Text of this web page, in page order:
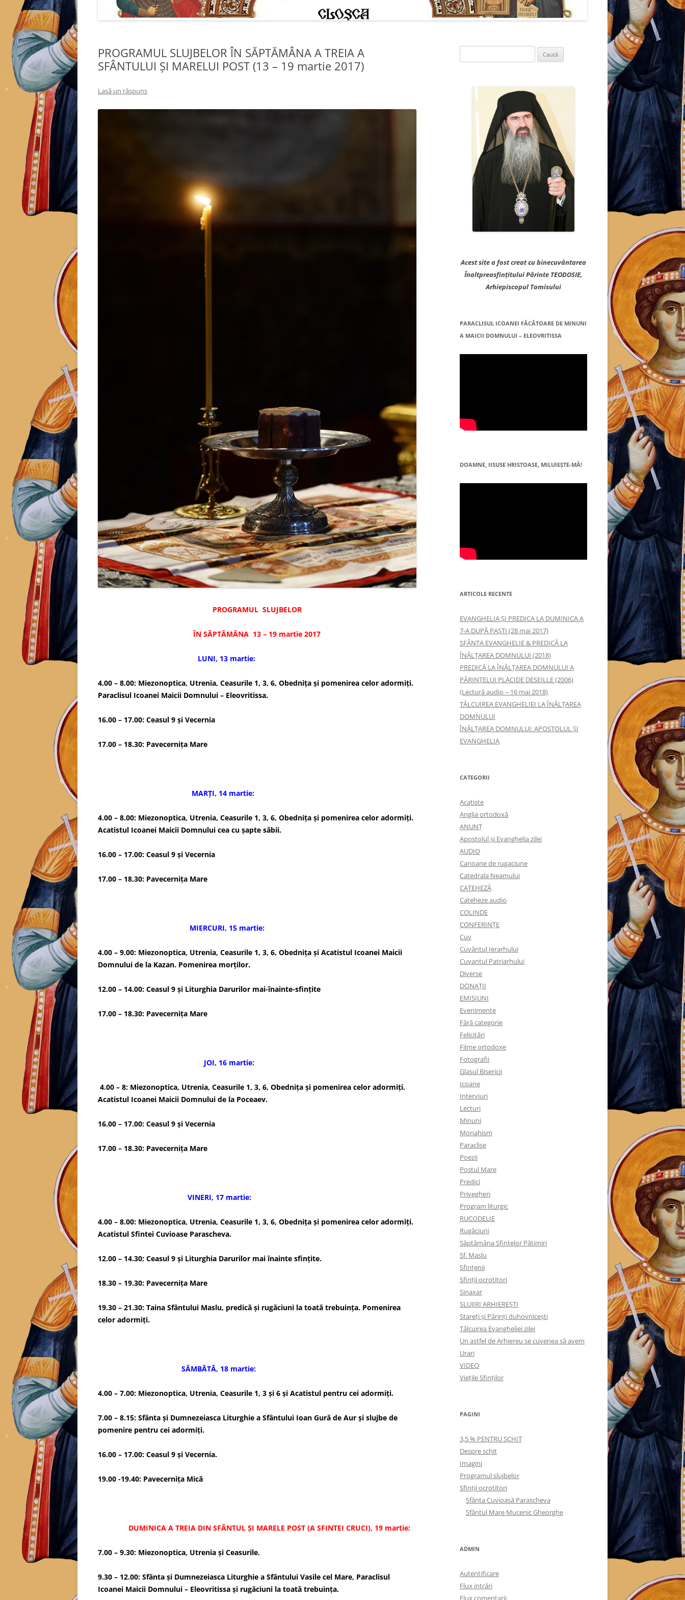
PROGRAMUL SLUJBELOR ÎN SĂPTĂMÂNA A TREIA A
SFÂNTULUI ȘI MARELUI POST (13 – 19 martie 2017)
Lasă un răspuns
PROGRAMUL SLUJBELOR
ÎN SĂPTĂMÂNA 13 – 19 martie 2017
LUNI, 13 martie:
4.00 – 8.00: Miezonoptica, Utrenia, Ceasurile 1, 3, 6, Obedniţa şi pomenirea celor adormiţi.
Paraclisul Icoanei Maicii Domnului – Eleovritissa.
16.00 – 17.00: Ceasul 9 și Vecernia
17.00 – 18.30: Pavecerniţa Mare
MARȚI, 14 martie:
4.00 – 8.00: Miezonoptica, Utrenia, Ceasurile 1, 3, 6, Obedniţa şi pomenirea celor adormiţi.
Acatistul Icoanei Maicii Domnului cea cu şapte săbii.
16.00 – 17.00: Ceasul 9 și Vecernia
17.00 – 18.30: Pavecerniţa Mare
MIERCURI, 15 martie:
4.00 – 9.00: Miezonoptica, Utrenia, Ceasurile 1, 3, 6, Obednița și Acatistul Icoanei Maicii
Domnului de la Kazan. Pomenirea morţilor.
12.00 – 14.00: Ceasul 9 și Liturghia Darurilor mai-înainte-sfințite
17.00 – 18.30: Pavecerniţa Mare
JOI, 16 martie:
4.00 – 8: Miezonoptica, Utrenia, Ceasurile 1, 3, 6, Obedniţa şi pomenirea celor adormiţi.
Acatistul Icoanei Maicii Domnului de la Poceaev.
16.00 – 17.00: Ceasul 9 și Vecernia
17.00 – 18.30: Pavecerniţa Mare
VINERI, 17 martie:
4.00 – 8.00: Miezonoptica, Utrenia, Ceasurile 1, 3, 6, Obedniţa şi pomenirea celor adormiţi.
Acatistul Sfintei Cuvioase Parascheva.
12.00 – 14.30: Ceasul 9 şi Liturghia Darurilor mai înainte sfinţite.
18.30 – 19.30: Pavecerniţa Mare
19.30 – 21.30: Taina Sfântului Maslu, predică şi rugăciuni la toată trebuinţa. Pomenirea
celor adormiţi.
SÂMBĂTĂ, 18 martie:
4.00 – 7.00: Miezonoptica, Utrenia, Ceasurile 1, 3 şi 6 şi Acatistul pentru cei adormiţi.
7.00 – 8.15: Sfânta și Dumnezeiasca Liturghie a Sfântului Ioan Gură de Aur și slujbe de
pomenire pentru cei adormiți.
16.00 – 17.00: Ceasul 9 și Vecernia.
19.00 -19.40: Pavecerniţa Mică
DUMINICA A TREIA DIN SFÂNTUL ȘI MARELE POST (A SFINTEI CRUCI), 19 martie:
7.00 – 9.30: Miezonoptica, Utrenia și Ceasurile.
9.30 – 12.00: Sfânta și Dumnezeiasca Liturghie a Sfântului Vasile cel Mare, Paraclisul
Icoanei Maicii Domnului – Eleovritissa și rugăciuni la toată trebuinţa.
după:
Acest site a fost creat cu binecuvântarea
Înaltpreasfințitului Părinte TEODOSIE,
Arhiepiscopul Tomisului
PARACLISUL ICOANEI FĂCĂTOARE DE MINUNI
A MAICII DOMNULUI – ELEOVRITISSA
DOAMNE, IISUSE HRISTOASE, MILUIEŞTE-MĂ!
ARTICOLE RECENTE
EVANGHELIA ȘI PREDICA LA DUMINICA A
7-A DUPĂ PAȘTI (28 mai 2017)
SFÂNTA EVANGHELIE & PREDICĂ LA
ÎNĂLŢAREA DOMNULUI (2018)
PREDICĂ LA ÎNĂLŢAREA DOMNULUI A
PĂRINTELUI PLACIDE DESEILLE (2006)
(Lectură audio – 16 mai 2018)
TÂLCUIREA EVANGHELIEI LA ÎNĂLŢAREA
DOMNULUI
ÎNĂLŢAREA DOMNULUI: APOSTOLUL ȘI
EVANGHELIA
CATEGORII
Acatiste
Anglia ortodoxă
ANUNŢ
Apostolul şi Evanghelia zilei
AUDIO
Canoane de rugaciune
Catedrala Neamului
CATEHEZĂ
Cateheze audio
COLINDE
CONFERINȚE
Cuv
Cuvântul Ierarhului
Cuvantul Patriarhului
Diverse
DONAȚII
EMISIUNI
Evenimente
Fără categorie
Felicitări
Filme ortodoxe
Fotografii
Glasul Bisericii
Icoane
Interviuri
Lecturi
Minuni
Monahism
Paraclise
Poezii
Postul Mare
Predici
Privegheri
Program liturgic
RUCODELIE
Rugăciuni
Săptămâna Sfintelor Pătimiri
Sf. Maslu
Sfințenii
Sfinții ocrotitori
Sinaxar
SLUJIRI ARHIEREȘTI
Stareți și Părinți duhovnicești
Tâlcuirea Evangheliei zilei
Un astfel de Arhiereu se cuvenea să avem
Urari
VIDEO
Viețile Sfinților
PAGINI
3,5 % PENTRU SCHIT
Despre schit
Imagini
Programul slujbelor
Sfinţii ocrotitori
Sfânta Cuvioasă Parascheva
Sfântul Mare Mucenic Gheorghe
ADMIN
Autentificare
Flux intrări
Flux comentarii